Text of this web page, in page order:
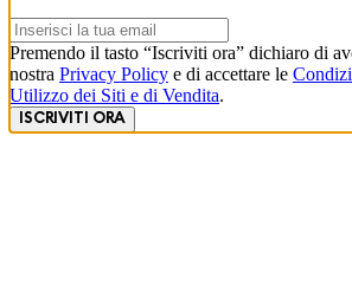
Premendo il tasto “Iscriviti ora” dichiaro di
nostra Privacy Policy e di accettare le
Utilizzo dei Siti e di Vendita.
ISCRIVITI ORA